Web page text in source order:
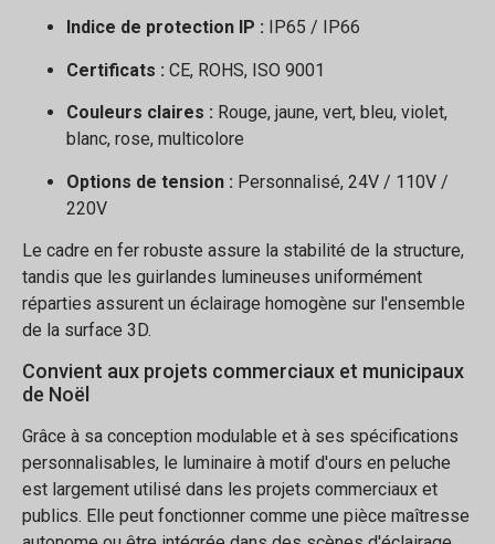
Indice de protection IP : IP65 / IP66
Certificats : CE, ROHS, ISO 9001
Couleurs claires : Rouge, jaune, vert, bleu, violet,
blanc, rose, multicolore
Options de tension : Personnalisé, 24V / 110V /
220V
Le cadre en fer robuste assure la stabilité de la structure,
tandis que les guirlandes lumineuses uniformément
réparties assurent un éclairage homogène sur l'ensemble
de la surface 3D.
Convient aux projets commerciaux et municipaux
de Noël
Grâce à sa conception modulable et à ses spécifications
personnalisables, le luminaire à motif d'ours en peluche
est largement utilisé dans les projets commerciaux et
publics. Elle peut fonctionner comme une pièce maîtresse